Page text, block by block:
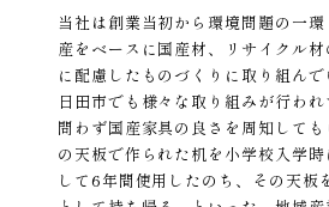
当社は創業当初から環境問題の一
産をベースに国産材、リサイクル
に配慮したものづくりに取り組ん
日田市でも様々な取り組みが行わ
問わず国産家具の良さを周知して
の天板で作られた机を小学校入学
して6年間使用したのち、その天板